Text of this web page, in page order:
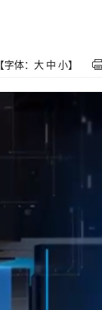
【字体： 大 中 小】